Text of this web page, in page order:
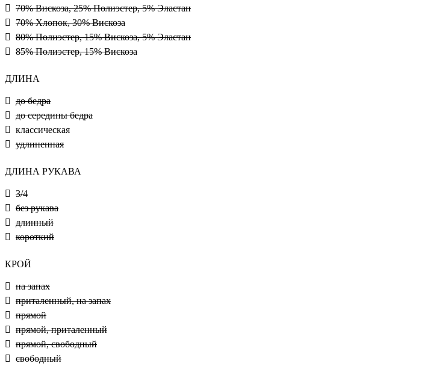
70% Вискоза, 25% Полиэстер, 5% Эластан
70% Хлопок, 30% Вискоза
80% Полиэстер, 15% Вискоза, 5% Эластан
85% Полиэстер, 15% Вискоза
ДЛИНА
до бедра
до середины бедра
классическая
удлиненная
ДЛИНА РУКАВА
3/4
без рукава
длинный
короткий
КРОЙ
на запах
приталенный, на запах
прямой
прямой, приталенный
прямой, свободный
свободный